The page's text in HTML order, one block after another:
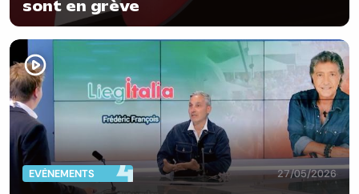
sont en grève
EVÈNEMENTS 27/05/2026